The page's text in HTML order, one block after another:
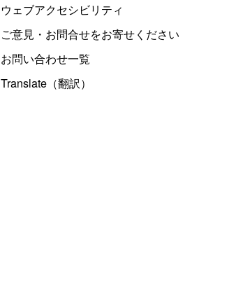
ウェブアクセシビリティ
ご意見・お問合せをお寄せください
お問い合わせ一覧
Translate（翻訳）